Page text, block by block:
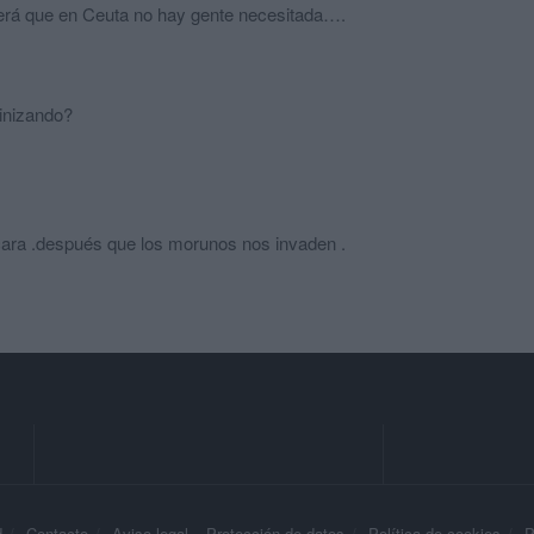
que en Ceuta no hay gente necesitada….
.después que los morunos nos invaden .